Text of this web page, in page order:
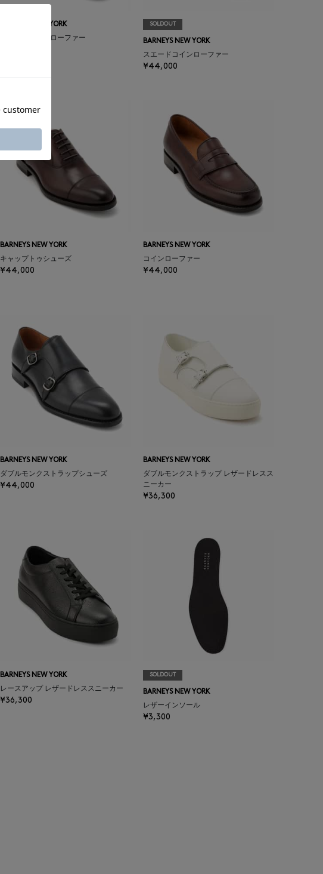
BARNEYS NEW YORK
スエードコインローファー
SOLDOUT
BARNEYS NEW YORK
スエードコインローファー
¥44,000
BARNEYS NEW YORK
キャップトゥシューズ
¥44,000
BARNEYS NEW YORK
コインローファー
¥44,000
BARNEYS NEW YORK
ダブルモンクストラップシューズ
¥44,000
BARNEYS NEW YORK
ダブルモンクストラップ レザードレスス
ニーカー
¥36,300
BARNEYS NEW YORK
レースアップ レザードレススニーカー
¥36,300
SOLDOUT
BARNEYS NEW YORK
レザーインソール
¥3,300